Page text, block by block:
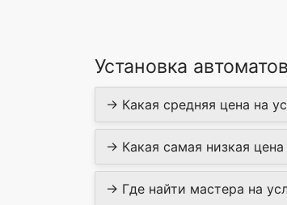
Установка
→ Какая средняя цена на
→ Какая самая низкая цена
→ Где найти мастера на